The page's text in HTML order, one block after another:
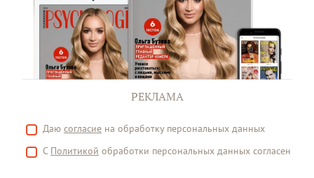
РЕКЛАМА
Даю согласие на обработку персональных данных
С Политикой обработки персональных данных согласен